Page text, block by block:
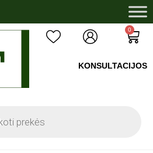
0
KONSULTACIJOS